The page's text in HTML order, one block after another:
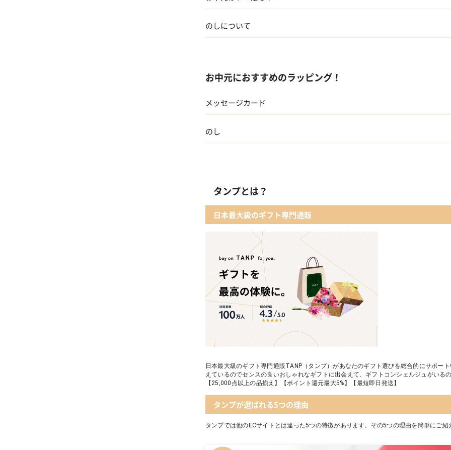
のしについて
お中元におすすめのラッピング！
メッセージカード
のし
タンプとは？
日本最大級のギフト専門通販
日本最大級のギフト専門通販TANP（タンプ）があなたのギフト選びを総合的にサポー
えているのでセンスの良いおしゃれなギフトに出会えて、ギフトコンシェルジュがいる
【25,000点以上の品揃え】【ポイント還元最大5%】【最短即日発送】
タンプが選ばれる5つの理由
タンプでは他のECサイトとは違った5つの特徴があります。その5つの理由を簡単にご紹